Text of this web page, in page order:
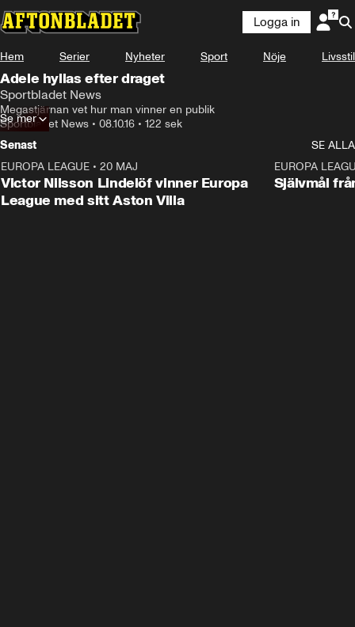
Logga in
Hem Serier Nyheter Sport Nöje Livsstil
Adele hyllas efter draget
Sportbladet News
Megastjärnan vet hur man vinner en publik
Sportbladet News • 08.10.16 • 122 sek
Se mer
Senast
SE ALLA
EUROPA LEAGUE • 20 MAJ
Victor Nilsson Lindelöf vinner Europa
League med sitt Aston Villa
EUROPA
Självmål